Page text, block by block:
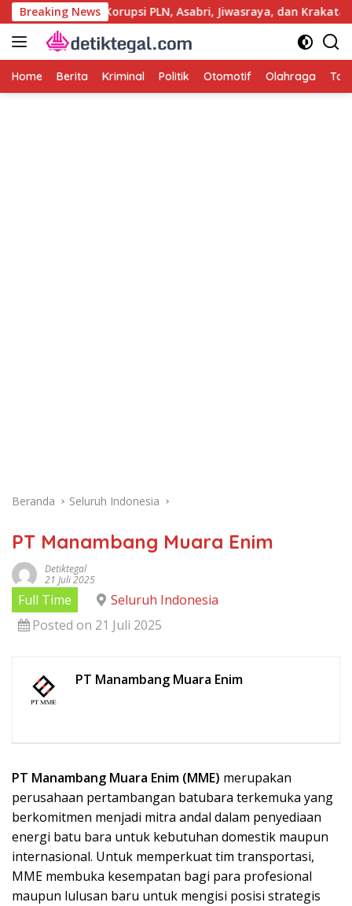
Langsung
ke
konten
Breaking News
Usut Kasus Korupsi PLN, Asabri, Jiwasraya, dan Krakatau
Home Berita Kriminal Politik Otomotif Olahraga
Beranda Seluruh Indonesia
PT Manambang Muara Enim
Detiktegal
21 Juli 2025
Full Time
Seluruh Indonesia
Posted on 21 Juli 2025
PT Manambang Muara Enim
PT Manambang Muara Enim (MME) merupakan
perusahaan pertambangan batubara terkemuka yang
berkomitmen menjadi mitra andal dalam penyediaan
energi batu bara untuk kebutuhan domestik maupun
internasional. Untuk memperkuat tim transportasi,
MME membuka kesempatan bagi para profesional
maupun lulusan baru untuk mengisi posisi strategis